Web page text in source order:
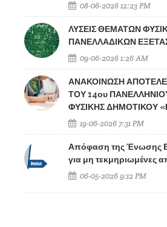
08-06-2026 12:23 PM
ΛΥΣΕΙΣ ΘΕΜΑΤΩΝ
ΠΑΝΕΛΛΑΔΙΚΩΝ
09-06-2026 1:26 AM
ΑΝΑΚΟΙΝΩΣΗ
ΤΟΥ 14ου
ΦΥΣΙΚΗΣ ΔΗΜΟΤΙΚΟΥ
19-06-2026 7:31 PM
Απόφαση της Ένωσης
για μη τεκμηριωμένες
06-05-2026 9:12 PM